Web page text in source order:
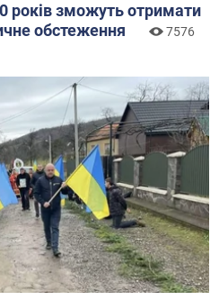
років зможуть отримати
обстеження
7576